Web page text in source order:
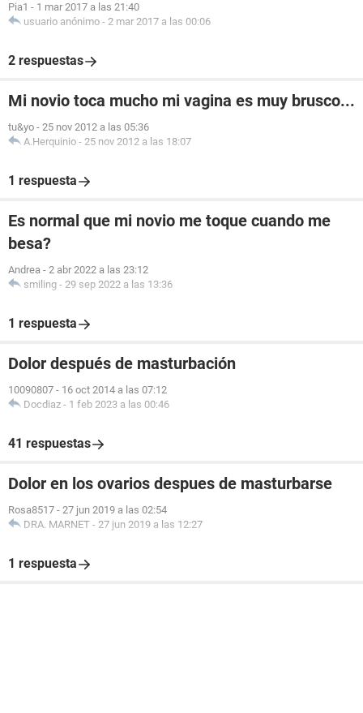
Pia1 - 1 mar 2017 a las 21:40
usuario anónimo - 2 mar 2017 a las 00:06
2 respuestas
Mi novio toca mucho mi vagina es muy brusco...
tu&yo - 25 nov 2012 a las 05:36
A.Herquinio - 25 nov 2012 a las 18:07
1 respuesta
Es normal que mi novio me toque cuando me
besa?
Andrea - 2 abr 2022 a las 23:12
smiling - 29 sep 2022 a las 13:36
1 respuesta
Dolor después de masturbación
10090807 - 16 oct 2014 a las 07:12
Docdiaz - 1 feb 2023 a las 00:46
41 respuestas
Dolor en los ovarios despues de masturbarse
Rosa8517 - 27 jun 2019 a las 02:54
DRA. MARNET - 27 jun 2019 a las 12:27
1 respuesta